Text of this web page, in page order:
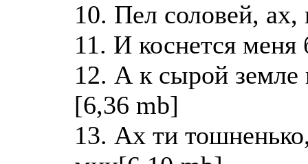
10. Пел соловей,
11. И коснется
12. А к сырой
[6,36 mb]
13. Ах ти